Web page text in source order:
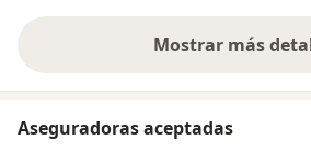
Mostrar mássobre
Aseguradoras aceptadas